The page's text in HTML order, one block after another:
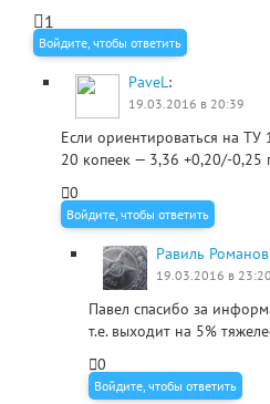
1
Войдите, чтобы ответить
PaveL :
19.03.2016 в 20:39
Если ориентироваться на
20 копеек — 3,36 +0,20/-0,25
0
Войдите, чтобы ответить
Равиль Романов
19.03.2016 в 23:20
Павел спасибо за
т.е. выходит на 5%
0
Войдите, чтобы ответить